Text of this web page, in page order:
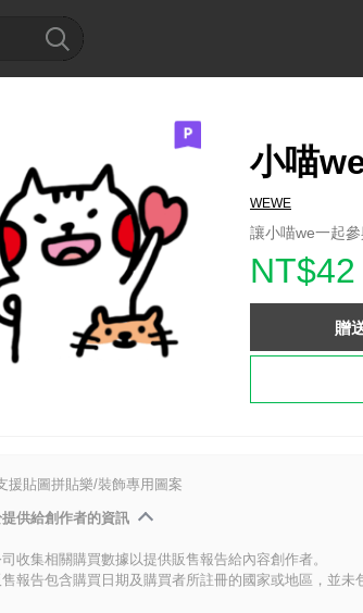
小喵
WEWE
讓小喵we一起參
NT$42
贈
援貼圖拼貼樂/裝飾專用圖案
提供給創作者的資訊
收集相關購買數據以提供販售報告給內容創作者。
報告包含購買日期及購買者所註冊的國家或地區，並未